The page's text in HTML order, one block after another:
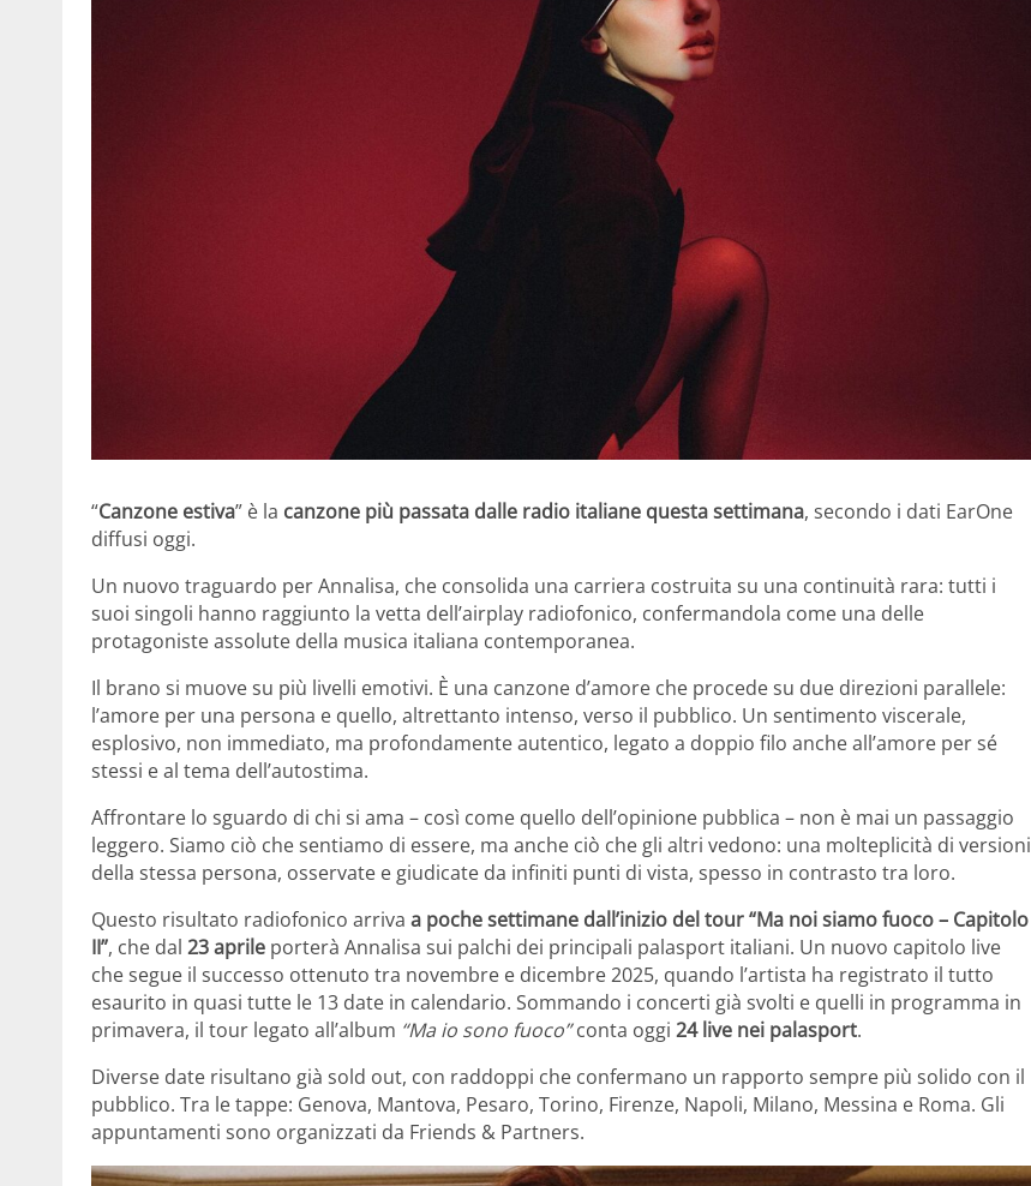
“Canzone estiva” è la canzone più passata dalle radio italiane questa settimana, secondo i dati EarOne
diffusi oggi.
Un nuovo traguardo per Annalisa, che consolida una carriera costruita su una continuità rara: tutti i
suoi singoli hanno raggiunto la vetta dell’airplay radiofonico, confermandola come una delle
protagoniste assolute della musica italiana contemporanea.
Il brano si muove su più livelli emotivi. È una canzone d’amore che procede su due direzioni parallele:
l’amore per una persona e quello, altrettanto intenso, verso il pubblico. Un sentimento viscerale,
esplosivo, non immediato, ma profondamente autentico, legato a doppio filo anche all’amore per sé
stessi e al tema dell’autostima.
Affrontare lo sguardo di chi si ama – così come quello dell’opinione pubblica – non è mai un passaggio
leggero. Siamo ciò che sentiamo di essere, ma anche ciò che gli altri vedono: una molteplicità di versioni
della stessa persona, osservate e giudicate da infiniti punti di vista, spesso in contrasto tra loro.
Questo risultato radiofonico arriva a poche settimane dall’inizio del tour “Ma noi siamo fuoco – Capitolo
II”, che dal 23 aprile porterà Annalisa sui palchi dei principali palasport italiani. Un nuovo capitolo live
che segue il successo ottenuto tra novembre e dicembre 2025, quando l’artista ha registrato il tutto
esaurito in quasi tutte le 13 date in calendario. Sommando i concerti già svolti e quelli in programma in
primavera, il tour legato all’album “Ma io sono fuoco”conta oggi 24 live nei palasport.
Diverse date risultano già sold out, con raddoppi che confermano un rapporto sempre più solido con il
pubblico. Tra le tappe: Genova, Mantova, Pesaro, Torino, Firenze, Napoli, Milano, Messina e Roma. Gli
appuntamenti sono organizzati da Friends & Partners.